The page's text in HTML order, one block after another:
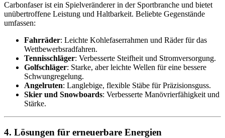
Carbonfaser ist ein Spielveränderer in der Sportbranche und bietet
unübertroffene Leistung und Haltbarkeit. Beliebte Gegenstände
umfassen:
Fahrräder: Leichte Kohlefaserrahmen und Räder für das
Wettbewerbsradfahren.
Tennisschläger: Verbesserte Steifheit und Stromversorgung.
Golfschläger: Starke, aber leichte Wellen für eine bessere
Schwungregelung.
Angelruten: Langlebige, flexible Stäbe für Präzisionsguss.
Skier und Snowboards: Verbesserte Manövrierfähigkeit und
Stärke.
4. Lösungen für erneuerbare Energien